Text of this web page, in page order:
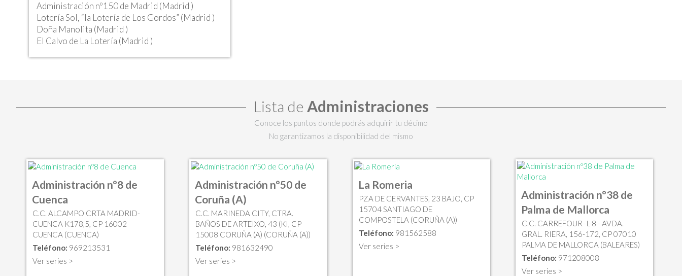
Administración nº150 de Madrid (Madrid )
Lotería Sol, “la Lotería de Los Gordos” (Madrid )
Doña Manolita (Madrid )
El Calvo de La Lotería (Madrid )
Lista de Administraciones
Conoce los puntos donde podrás adquirir tu décimo
No garantizamos la disponibilidad del mismo
Administración nº8 de
Cuenca
C.C. ALCAMPO CRTA MADRID-
CUENCA K178,5, CP 16002
CUENCA (CUENCA)
Teléfono: 969213531
Ver series >
Administración nº50 de
Coruña (A)
C.C. MARINEDA CITY, CTRA.
BAÑOS DE ARTEIXO, 43 (KI, CP
15008 CORUÑA (A) (CORUÑA (A))
Teléfono: 981632490
Ver series >
La Romeria
PZA DE CERVANTES, 23 BAJO, CP
15704 SANTIAGO DE
COMPOSTELA (CORUÑA (A))
Teléfono: 981562588
Ver series >
Administración nº38 de
Palma de Mallorca
C.C. CARREFOUR- L-8 - AVDA.
GRAL. RIERA, 156-172, CP 07010
PALMA DE MALLORCA (BALEARES)
Teléfono: 971208008
Ver series >